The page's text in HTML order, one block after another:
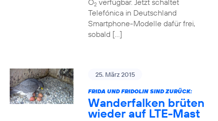
O2verfügbar. Jetzt schaltet
Telefónica in Deutschland
Smartphone-Modelle dafür frei,
sobald […]
25. März 2015
FRIDA UND FRIDOLIN SIND ZURÜCK:
Wanderfalken brüten
wieder auf LTE-Mast